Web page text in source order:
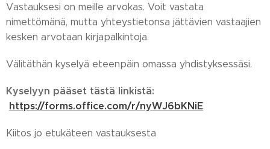
Vastauksesi on meille arvokas. Voit vastata
nimettömänä, mutta yhteystietonsa jättävien vastaajien
kesken arvotaan kirjapalkintoja.
Välitäthän kyselyä eteenpäin omassa yhdistyksessäsi.
Kyselyyn pääset tästä linkistä:
https://forms.office.com/r/nyWJ6bKNiE
Kiitos jo etukäteen vastauksesta 😊